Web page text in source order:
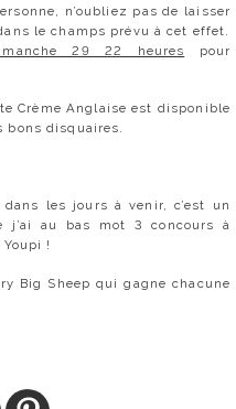
n’oubliez pas de laisser
le champs prévu à cet effet.
29 22 heures pour
Crème Anglaise est disponible
bons disquaires.
les jours à venir, c’est un
j’ai au bas mot 3 concours à
!
Big Sheep qui gagne chacune